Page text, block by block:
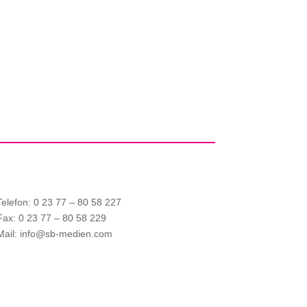
0 23 77 – 80 58 227
0 23 77 – 80 58 229
info@sb-medien.com